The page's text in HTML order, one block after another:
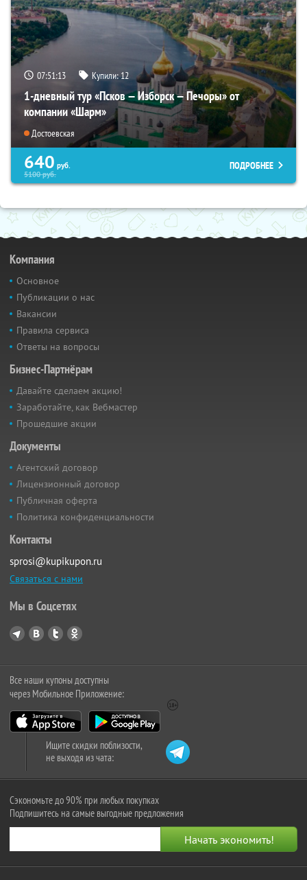
07:51:12 Купили:12
1-дневный тур «Псков — Изборск — Печоры» от
компании «Шарм»
Достоевская
640 руб.
5100руб.
ПОДРОБНЕЕ
Компания
Основное
Публикации о нас
Вакансии
Правила сервиса
Ответы на вопросы
Бизнес-Партнёрам
Давайте сделаем акцию!
Заработайте, как Вебмастер
Прошедшие акции
Документы
Агентский договор
Лицензионный договор
Публичная оферта
Политика конфиденциальности
Контакты
sprosi@kupikupon.ru
Связаться с нами
Мы в Соцсетях
Все наши купоны доступны
через Мобильное Приложение:
Ищите скидки поблизости,
не выходя из чата:
Сэкономьте до 90% при любых покупках
Подпишитесь на самые выгодные предложения